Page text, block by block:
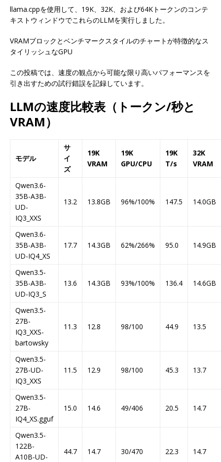
llama.cppを使用して、19K、32K、および64Kトークンのコンテ
キストウィンドウでこれらのLLMを実行しました。
VRAMブロックとベンチマークスタイルのチャートが特徴的なス
タイリッシュなGPU
この投稿では、速度の観点から可能な限り高いパフォーマンスを
引き出すための試行錯誤を記録しています。
LLMの速度比較表（トークン/秒と
VRAM）
モデル
サ
イ
ズ
19K
VRAM
19K
GPU/CPU
19K
T/s
32K
VRAM
Qwen3.6-
35B-A3B-
UD-
IQ3_XXS
13.2 13.8GB 96%/100% 147.5 14.0GB
Qwen3.6-
35B-A3B-
UD-IQ4_XS
17.7 14.3GB 62%/266% 95.0 14.9GB
Qwen3.5-
35B-A3B-
UD-IQ3_S
13.6 14.3GB 93%/100% 136.4 14.6GB
Qwen3.5-
27B-
IQ3_XXS-
bartowsky
11.3 12.8 98/100 44.9 13.5
Qwen3.5-
27B-UD-
IQ3_XXS
11.5 12.9 98/100 45.3 13.7
Qwen3.5-
27B-
IQ4_XS.gguf
15.0 14.6 49/406 20.5 14.7
Qwen3.5-
122B-
A10B-UD-
44.7 14.7 30/470 22.3 14.7